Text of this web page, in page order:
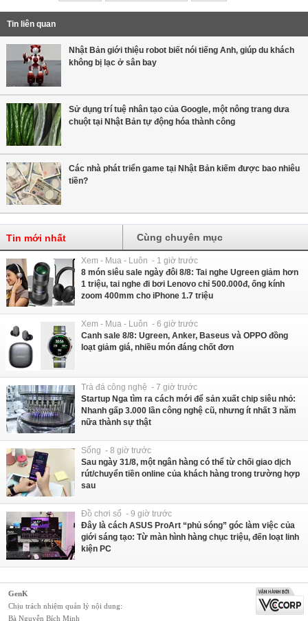
Tin liên quan
Nhật Bản giới thiệu robot biết nói tiếng Anh, giúp du khách
không bị lạc ở sân bay
Sử dụng trí tuệ nhân tạo của Google, một nông trang dưa
chuột tại Nhật Bản tự động hóa thành công
Các nhà phát triển game tại Nhật Bản kiếm được bao nhiêu
tiền?
Tin mới nhất Cùng chuyên mục
Xem - Mua - Luôn - 1 giờ trước
8 món siêu sale ngày đôi 8/8: Tai nghe Ugreen giảm hơn
1 triệu, tai nghe đi bơi Lenovo chỉ 500.000đ, ống kính
zoom 400mm cho iPhone 1.7 triệu
Xem - Mua - Luôn - 6 giờ trước
Canh sale 8/8: Ugreen, Anker, Baseus và OPPO đồng
loạt giảm giá, nhiều món đáng chốt đơn
Trà đá công nghệ - 7 giờ trước
Startup Nga tìm ra cách mới để sản xuất chip siêu nhỏ:
Nhanh gấp 3.000 lần công nghệ cũ, nhưng ít nhất 3 năm
nữa thành sự thật
Sống - 8 giờ trước
Sau ngày 31/8, một ngân hàng có thể từ chối giao dịch
rút/chuyển tiền online của khách hàng trong trường hợp
sau
Đồ chơi số - 9 giờ trước
Đây là cách ASUS ProArt “phủ sóng” góc làm việc của
giới sáng tạo: Từ màn hình hàng chục triệu, đến loạt linh
kiện PC
GenK
Chịu trách nhiệm quản lý nội dung:
Bà Nguyễn Bích Minh